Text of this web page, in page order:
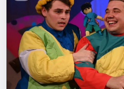
Выставки
Квесты
Экскурсии
Спорт